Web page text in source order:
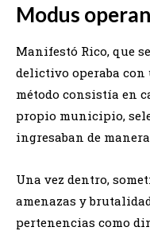
Modus
Manifestó Rico, que
delictivo operaba
método consistía en
propio municipio,
ingresaban de
Una vez dentro,
amenazas y
pertenencias como